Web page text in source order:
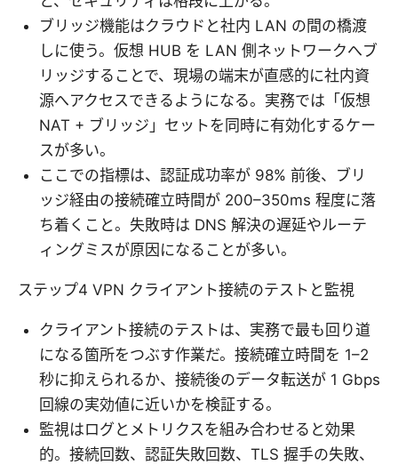
ブリッジ機能はクラウドと社内 LAN の間の橋渡
しに使う。仮想 HUB を LAN 側ネットワークへブ
リッジすることで、現場の端末が直感的に社内資
源へアクセスできるようになる。実務では「仮想
NAT + ブリッジ」セットを同時に有効化するケー
スが多い。
ここでの指標は、認証成功率が 98% 前後、ブリ
ッジ経由の接続確立時間が 200–350ms 程度に落
ち着くこと。失敗時は DNS 解決の遅延やルーテ
ィングミスが原因になることが多い。
ステップ4 VPN クライアント接続のテストと監視
クライアント接続のテストは、実務で最も回り道
になる箇所をつぶす作業だ。接続確立時間を 1–2
秒に抑えられるか、接続後のデータ転送が 1 Gbps
回線の実効値に近いかを検証する。
監視はログとメトリクスを組み合わせると効果
的。接続回数、認証失敗回数、TLS 握手の失敗、